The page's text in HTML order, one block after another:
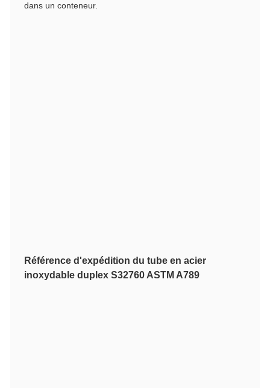
dans un conteneur.
Référence d'expédition du tube en acier
inoxydable duplex S32760 ASTM A789